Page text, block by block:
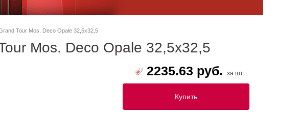
Tour Mos. Deco Opale 32,5x32,5
Mos. Deco Opale 32,5x32,5
2235.63 руб. за шт.
Купить